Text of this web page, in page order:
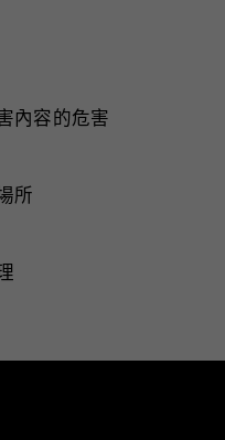
內容的危害
所